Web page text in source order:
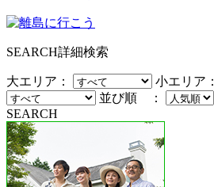
SEARCH詳細検索
大エリア： 小エリア：
並び順 ：
SEARCH